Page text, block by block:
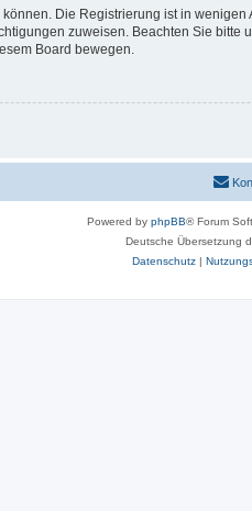
Die Registrierung ist in
zuweisen. Beachten Sie
Board bewegen.
Powered by phpBB® Forum
Deutsche Übersetzung
Datenschutz|